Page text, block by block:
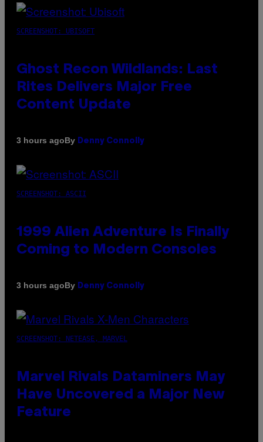
SCREENSHOT: UBISOFT
Ghost Recon Wildlands: Last
Rites Delivers Major Free
Content Update
3 hours agoBy Denny Connolly
SCREENSHOT: ASCII
1999 Alien Adventure Is Finally
Coming to Modern Consoles
3 hours agoBy Denny Connolly
SCREENSHOT: NETEASE, MARVEL
Marvel Rivals Dataminers May
Have Uncovered a Major New
Feature